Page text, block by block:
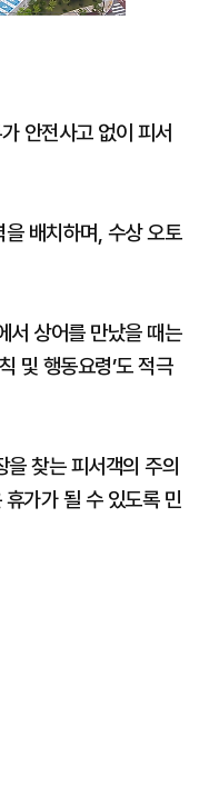
안전사고 없이 피서
배치하며, 수상 오토
상어를 만났을 때는
및 행동요령’도 적극
찾는 피서객의 주의
가가 될 수 있도록 민